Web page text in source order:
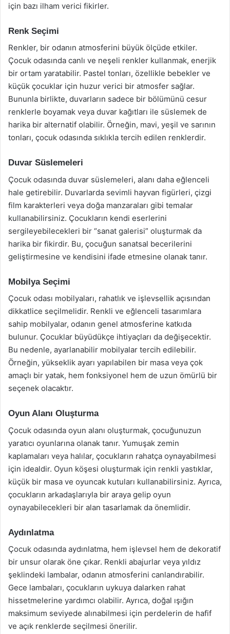
için bazı ilham verici fikirler.
Renk Seçimi
Renkler, bir odanın atmosferini büyük ölçüde etkiler.
Çocuk odasında canlı ve neşeli renkler kullanmak, enerjik
bir ortam yaratabilir. Pastel tonları, özellikle bebekler ve
küçük çocuklar için huzur verici bir atmosfer sağlar.
Bununla birlikte, duvarların sadece bir bölümünü cesur
renklerle boyamak veya duvar kağıtları ile süslemek de
harika bir alternatif olabilir. Örneğin, mavi, yeşil ve sarının
tonları, çocuk odasında sıklıkla tercih edilen renklerdir.
Duvar Süslemeleri
Çocuk odasında duvar süslemeleri, alanı daha eğlenceli
hale getirebilir. Duvarlarda sevimli hayvan figürleri, çizgi
film karakterleri veya doğa manzaraları gibi temalar
kullanabilirsiniz. Çocukların kendi eserlerini
sergileyebilecekleri bir “sanat galerisi” oluşturmak da
harika bir fikirdir. Bu, çocuğun sanatsal becerilerini
geliştirmesine ve kendisini ifade etmesine olanak tanır.
Mobilya Seçimi
Çocuk odası mobilyaları, rahatlık ve işlevsellik açısından
dikkatlice seçilmelidir. Renkli ve eğlenceli tasarımlara
sahip mobilyalar, odanın genel atmosferine katkıda
bulunur. Çocuklar büyüdükçe ihtiyaçları da değişecektir.
Bu nedenle, ayarlanabilir mobilyalar tercih edilebilir.
Örneğin, yükseklik ayarı yapılabilen bir masa veya çok
amaçlı bir yatak, hem fonksiyonel hem de uzun ömürlü bir
seçenek olacaktır.
Oyun Alanı Oluşturma
Çocuk odasında oyun alanı oluşturmak, çocuğunuzun
yaratıcı oyunlarına olanak tanır. Yumuşak zemin
kaplamaları veya halılar, çocukların rahatça oynayabilmesi
için idealdir. Oyun köşesi oluşturmak için renkli yastıklar,
küçük bir masa ve oyuncak kutuları kullanabilirsiniz. Ayrıca,
çocukların arkadaşlarıyla bir araya gelip oyun
oynayabilecekleri bir alan tasarlamak da önemlidir.
Aydınlatma
Çocuk odasında aydınlatma, hem işlevsel hem de dekoratif
bir unsur olarak öne çıkar. Renkli abajurlar veya yıldız
şeklindeki lambalar, odanın atmosferini canlandırabilir.
Gece lambaları, çocukların uykuya dalarken rahat
hissetmelerine yardımcı olabilir. Ayrıca, doğal ışığın
maksimum seviyede alınabilmesi için perdelerin de hafif
ve açık renklerde seçilmesi önerilir.